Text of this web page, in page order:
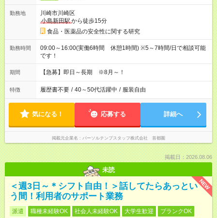
勤務地
川崎市川崎区
小島新田駅から徒歩15分
食品・医薬品の安全性に関する研究
勤務時間
09:00～16:00(実働6時間 休憩1時間) ※5～7時間/日で相談可能
です！
期間 【急募】即日～長期 ※8月～！
特徴 履歴書不要 / 40～50代活躍中 / 服装自由
気になる！ 応募する 詳細へ
掲載元企業名 パーソルテンプスタッフ株式会社 首都圏
掲載日：2026.08.06
未読
NEW
＜週3日～＊シフト自由！＞話してたらあっとい
う間！利用者のサポート業務
派遣 職種未経験OK 社会人未経験OK 大学生歓迎
ブランクOK